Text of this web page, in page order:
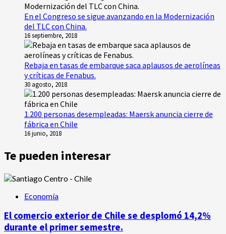
En el Congreso se sigue avanzando en la Modernización
del TLC con China.
16 septiembre, 2018
Rebaja en tasas de embarque saca aplausos de aerolíneas
y críticas de Fenabus.
30 agosto, 2018
1.200 personas desempleadas: Maersk anuncia cierre de
fábrica en Chile
16 junio, 2018
Te pueden interesar
Economía
El comercio exterior de Chile se desplomó 14,2%
durante el primer semestre.